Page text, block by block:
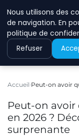
Accueil Peut-on avoir
Peut-on avoir
en 2026 ?
surprenante
Nous utilisons des
de navigation. En
politique de
Refuser